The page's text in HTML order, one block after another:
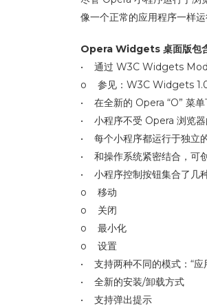
像一个正常的应用程序一样
Opera Widgets 桌面版包
• 通过 W3C Widgets
o 参见：W3C Widgets
• 在全新的 Opera “O” 菜单
• 小程序不受 Opera 浏览器
• 每个小程序都运行于独立
• 和操作系统紧密结合，可
• 小程序控制按钮集合了几
o 移动
o 关闭
o 最小化
o 设置
• 支持两种不同的模式：“应
• 全新的安装/卸载方式
• 支持弹出提示